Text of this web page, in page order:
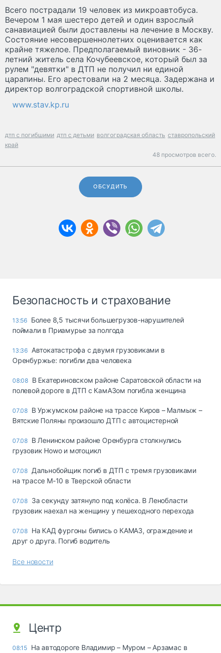
Всего пострадали 19 человек из микроавтобуса.
Вечером 1 мая шестеро детей и один взрослый
санавиацией были доставлены на лечение в Москву.
Состояние несовершеннолетних оценивается как
крайне тяжелое. Предполагаемый виновник - 36-
летний житель села Кочубеевское, который был за
рулем "девятки" в ДТП не получил ни единой
царапины. Его арестовали на 2 месяца. Задержана и
директор волгоградской спортивной школы.
www.stav.kp.ru
дтп с погибшими дтп с детьми волгоградская область ставропольский
край
48 просмотров всего.
ОБСУДИТЬ
Безопасность и страхование
13:56 Более 8,5 тысячи большегрузов-нарушителей
поймали в Приамурье за полгода
13:36 Автокатастрофа с двумя грузовиками в
Оренбуржье: погибли два человека
08:08 В Екатериновском районе Саратовской области на
полевой дороге в ДТП с КамАЗом погибла женщина
07.08 В Уржумском районе на трассе Киров – Малмыж –
Вятские Поляны произошло ДТП с автоцистерной
07.08 В Ленинском районе Оренбурга столкнулись
грузовик Howo и мотоцикл
07.08 Дальнобойщик погиб в ДТП с тремя грузовиками
на трассе М-10 в Тверской области
07.08 За секунду затянуло под колёса. В Ленобласти
грузовик наехал на женщину у пешеходного перехода
07.08 На КАД фургоны бились о КАМАЗ, ограждение и
друг о друга. Погиб водитель
Все новости
Центр
08:15 На автодороге Владимир – Муром – Арзамас в